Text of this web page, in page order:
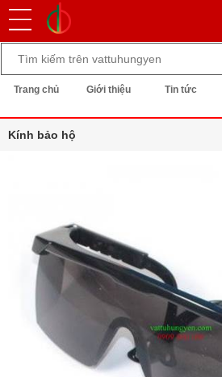
Trang chủ Giới thiệu Tin tức
Kính bảo hộ